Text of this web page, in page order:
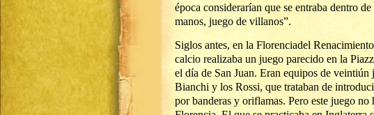
época considerarían que se entraba dentro
manos, juego de villanos”.
Siglos antes, en la Florenciadel
calcio realizaba un juego parecido en la
el día de San Juan. Eran equipos de
Bianchi y los Rossi, que trataban de
por banderas y oriflamas. Pero este juego